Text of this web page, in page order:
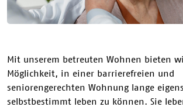
Mit unserem betreuten Wohnen bieten
Möglichkeit, in einer barrierefreien und
seniorengerechten Wohnung lange
selbstbestimmt leben zu können. Sie